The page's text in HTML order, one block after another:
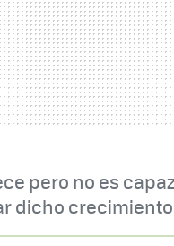
pero no es
dicho crecimiento